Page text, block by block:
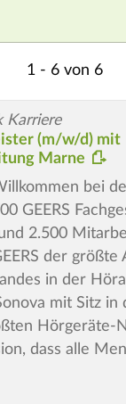
1 - 6 von 6
Karriere
(m/w/d) mit
Marne
bei
GEERS
2.500
der größte
in der
mit Sitz in
Hörgeräte-
dass alle